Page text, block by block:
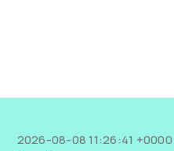
2026-08-08 11:26:41 +0000